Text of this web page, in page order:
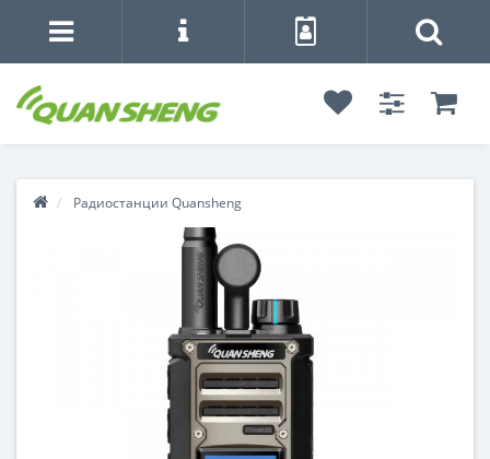
Радиостанции Quansheng